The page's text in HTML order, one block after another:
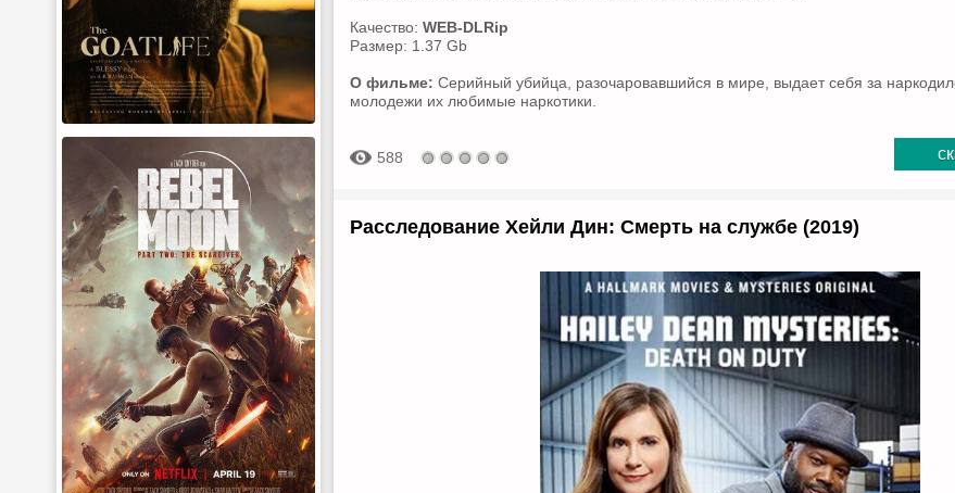
Качество: WEB-DLRip
Размер: 1.37 Gb
О фильме: Серийный убийца, разочаровавшийся в мире, выдает себя за
молодежи их любимые наркотики.
588
Расследование Хейли Дин: Смерть на службе (2019)